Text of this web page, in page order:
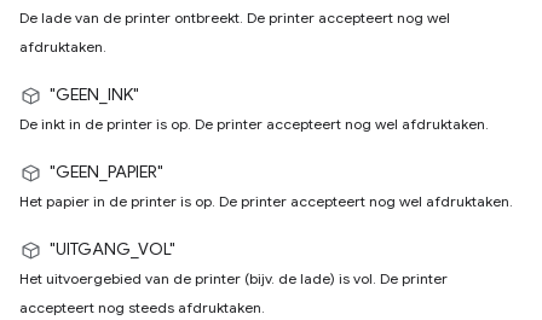
De lade van de printer ontbreekt. De printer accepteert nog wel
afdruktaken.
"GEEN_INK"
De inkt in de printer is op. De printer accepteert nog wel afdruktaken.
"GEEN_PAPIER"
Het papier in de printer is op. De printer accepteert nog wel afdruktaken.
"UITGANG_VOL"
Het uitvoergebied van de printer (bijv. de lade) is vol. De printer
accepteert nog steeds afdruktaken.